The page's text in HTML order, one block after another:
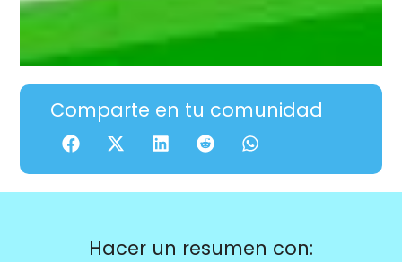
Comparte en tu comunidad
Hacer un resumen con: